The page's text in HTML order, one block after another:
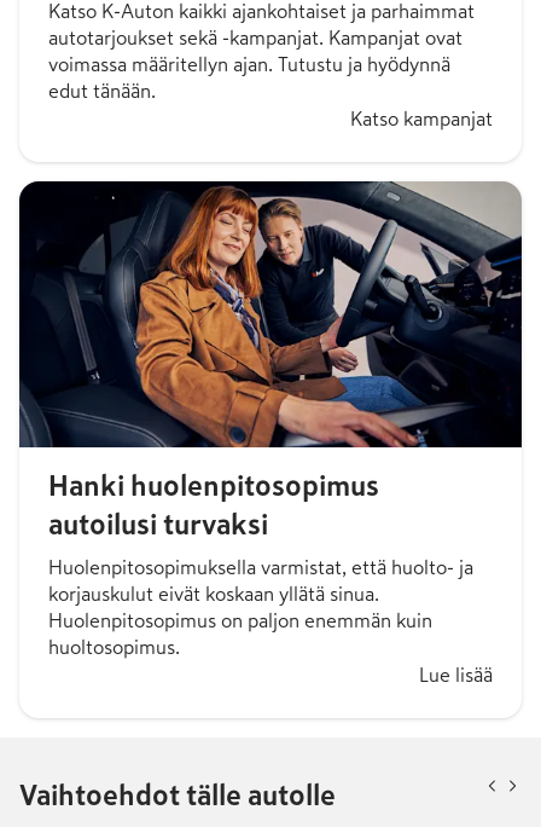
Katso K-Auton kaikki ajankohtaiset ja parhaimmat
autotarjoukset sekä -kampanjat. Kampanjat ovat
voimassa määritellyn ajan. Tutustu ja hyödynnä
edut tänään.
Katso kampanjat
Hanki huolenpitosopimus
autoilusi turvaksi
Huolenpitosopimuksella varmistat, että huolto- ja
korjauskulut eivät koskaan yllätä sinua.
Huolenpitosopimus on paljon enemmän kuin
huoltosopimus.
Lue lisää
Vaihtoehdot tälle autolle